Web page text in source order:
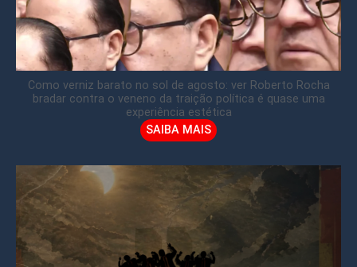
Como verniz barato no sol de agosto: ver Roberto Rocha
bradar contra o veneno da traição política é quase uma
experiência estética
SAIBA MAIS